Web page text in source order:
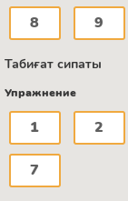
8 9
Табиғат сипаты
Упражнение
1 2
7